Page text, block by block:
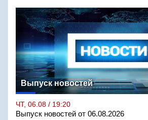
Выпуск новостей
ЧТ, 06.08 / 19:20
Выпуск новостей от 06.08.2026